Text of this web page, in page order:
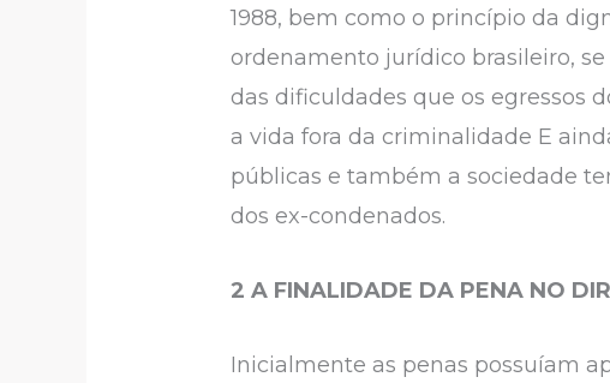
1988, bem como o princípio da
ordenamento jurídico brasileiro,
das dificuldades que os egressos
a vida fora da criminalidade E
públicas e também a sociedade
dos ex-condenados.
2 A FINALIDADE DA PENA NO
Inicialmente as penas possuíam